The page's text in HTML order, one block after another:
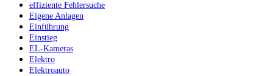
effiziente Fehlersuche
Eigene Anlagen
Einführung
Einstieg
EL-Kameras
Elektro
Elektroauto